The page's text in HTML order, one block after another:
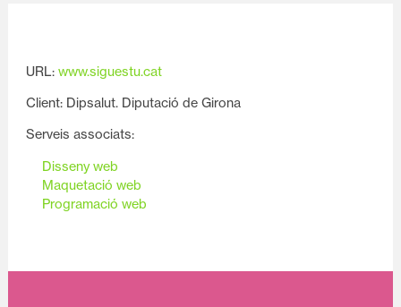
URL: www.siguestu.cat
Client: Dipsalut. Diputació de Girona
Serveis associats:
Disseny web
Maquetació web
Programació web